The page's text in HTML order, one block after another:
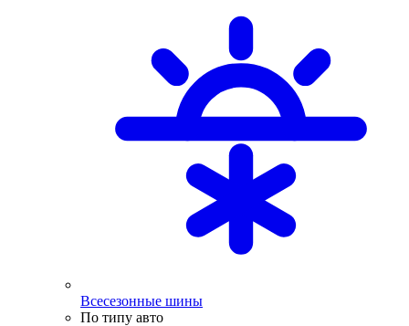
Всесезонные шины
По типу авто